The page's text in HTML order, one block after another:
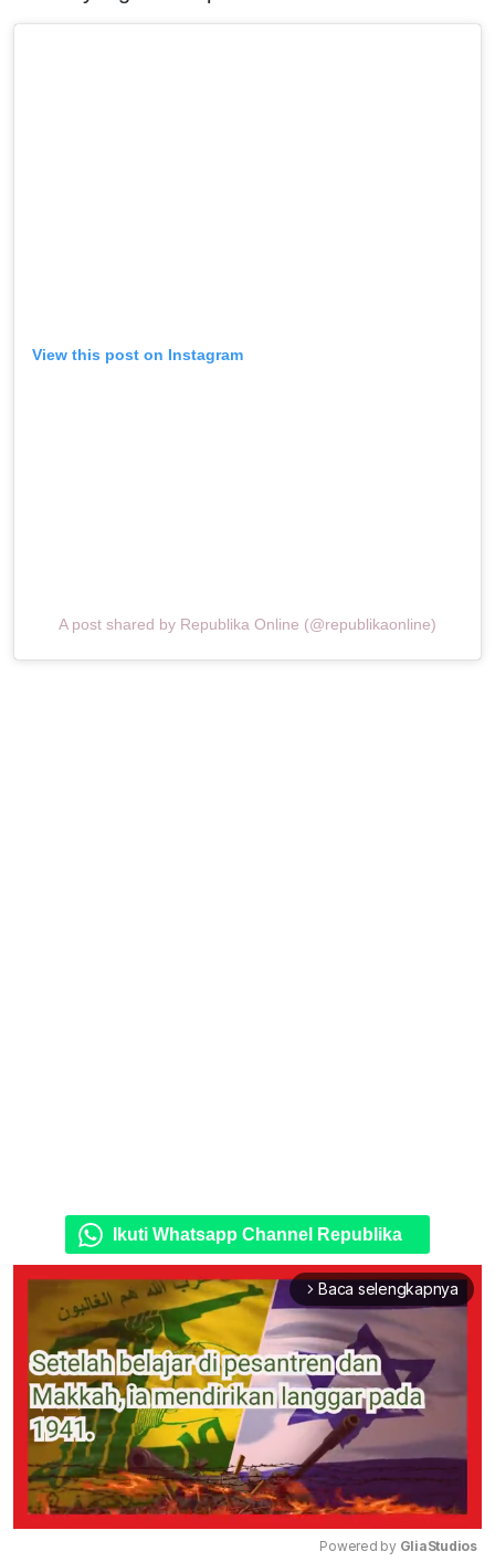
View this post on Instagram
A post shared by Republika Online (@republikaonline)
Ikuti Whatsapp Channel Republika
arrow_forward_ios Baca selengkapnya
Powered by GliaStudios